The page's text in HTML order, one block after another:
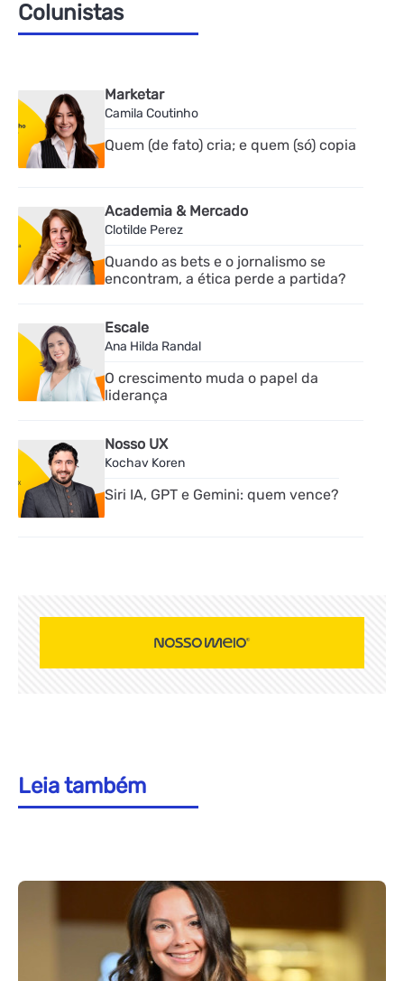
Colunistas
Marketar
Camila Coutinho
Quem (de fato) cria; e quem (só) copia
Academia & Mercado
Clotilde Perez
Quando as bets e o jornalismo se
encontram, a ética perde a partida?
Escale
Ana Hilda Randal
O crescimento muda o papel da
liderança
Nosso UX
Kochav Koren
Siri IA, GPT e Gemini: quem vence?
Leia também